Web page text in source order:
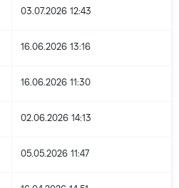
03.07.2026 12:43
16.06.2026 13:16
16.06.2026 11:30
02.06.2026 14:13
05.05.2026 11:47